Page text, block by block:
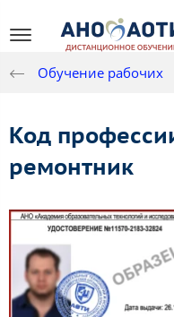
Обучение рабочих
Код
ремонтник